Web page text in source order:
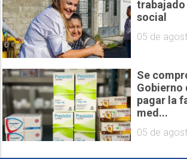
trabajado
social
05 de
Se
Gobierno
pagar la
med...
05 de